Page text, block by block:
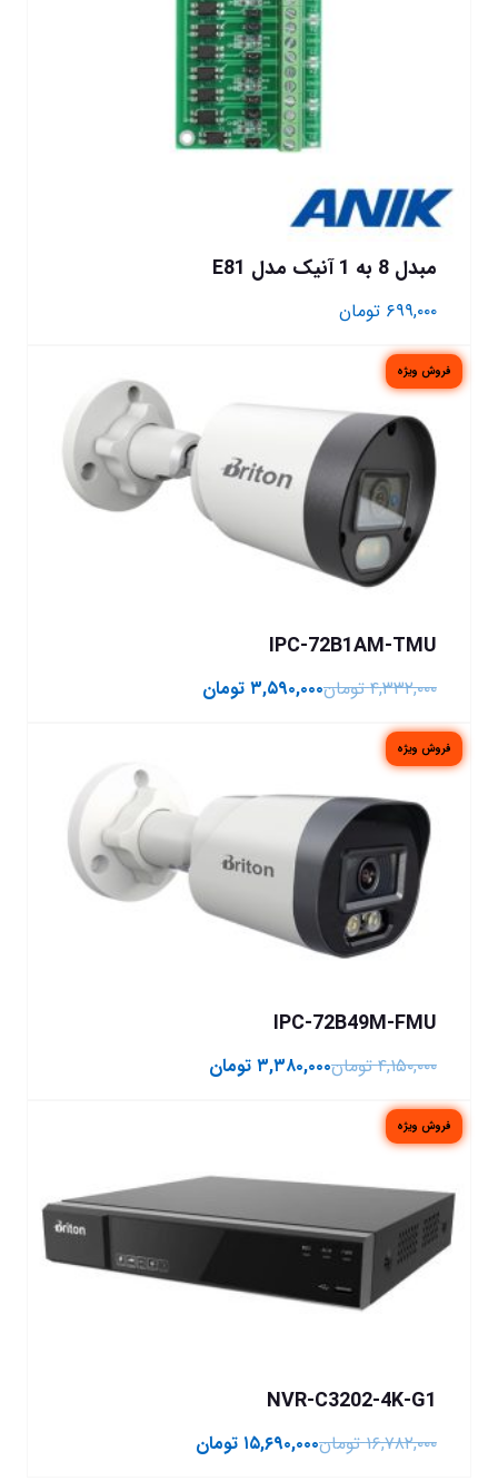
مبدل 8 به 1 آنیک مدل E81
۶۹۹,۰۰۰ تومان
فروش ویژه
IPC-72B1AM-TMU
۴,۳۳۲,۰۰۰ تومان۳,۵۹۰,۰۰۰ تومان
فروش ویژه
IPC-72B49M-FMU
۴,۱۵۰,۰۰۰ تومان۳,۳۸۰,۰۰۰ تومان
فروش ویژه
NVR-C3202-4K-G1
۱۶,۷۸۲,۰۰۰ تومان۱۵,۶۹۰,۰۰۰ تومان